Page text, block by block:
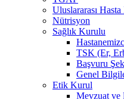
Uluslararası
Nütrisyon
Sağlık Kurulu
TSK (Er,
Başvuru
Genel
Etik Kurul
Mevzuat ve